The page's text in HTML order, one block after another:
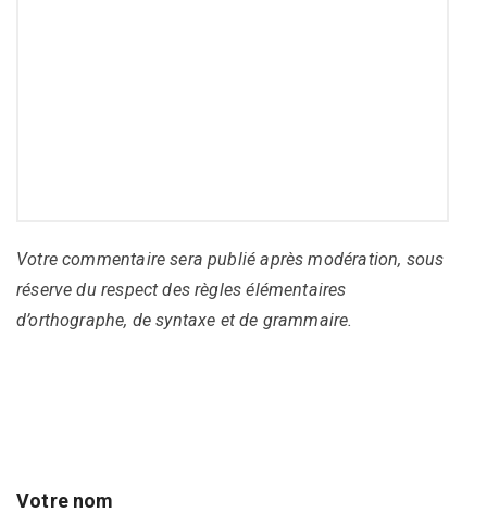
Votre commentaire sera publié après modération, sous
réserve du respect des règles élémentaires
d’orthographe, de syntaxe et de grammaire.
Votre nom